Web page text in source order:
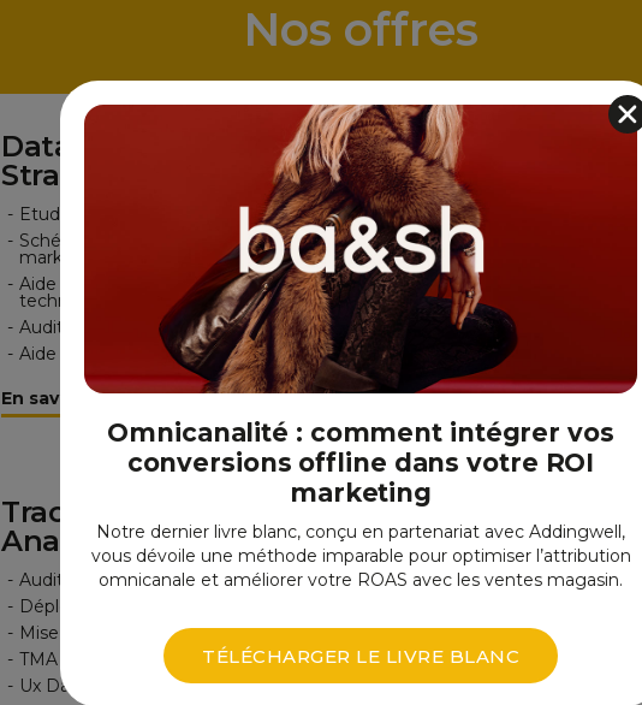
Nos offres
Data Consulting &
Strategy
- Etudes stratégiques
- Schéma directeur data
marketing
- Aide au choix de solutions
technologiques
- Audit et cadrage d'initiatives
- Aide au déploiement
En savoir plus
Tracking & Web
Analytics
- Audit et cadrage Analytics
- Déploiement et maintenance
- Mise en conformité
- TMA & formation
- Ux Data (CRO)
Omnicanalité : comment intégrer vos
conversions offline dans votre ROI
marketing
Notre dernier livre blanc, conçu en partenariat avec Addingwell,
vous dévoile une méthode imparable pour optimiser l’attribution
omnicanale et améliorer votre ROAS avec les ventes magasin.
TÉLÉCHARGER LE LIVRE BLANC